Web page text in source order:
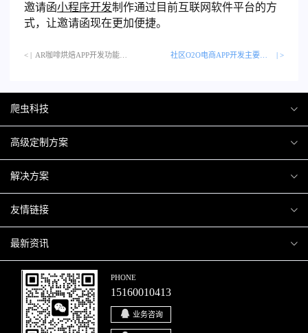
邀请函小程序开发制作通过目前互联网软件平台的方
式，让邀请函现在更加便捷。
< | AR咖啡烘焙APP开发功能… | >
爬虫科技
爬虫案例
关于爬虫
高级定制方案
H5互动营销
微信小程序
移动APP
解决方案
商城解决方案
商城会员积分商城解决方案
网站解决方案
智慧校园解决方案
智慧停车解决方案
友情链接
厦门小程序开发
厦门APP开发
厦门微商城开发
最新资讯
行业资讯
爬虫动态
PHONE
15160010413
业务咨询